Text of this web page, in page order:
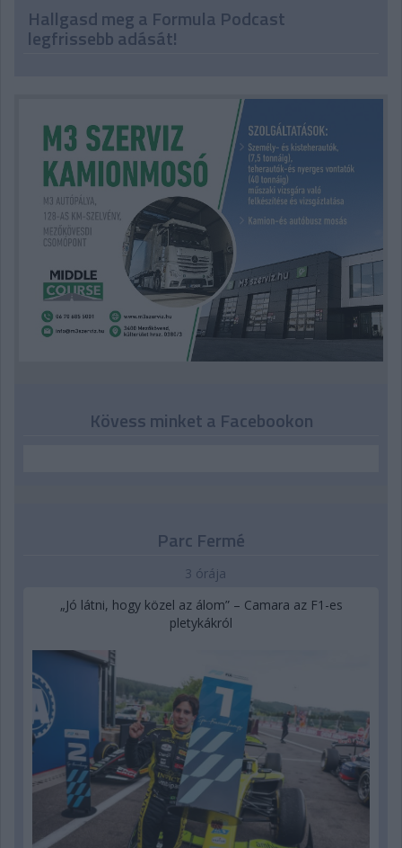
Hallgasd meg a Formula Podcast
legfrissebb adását!
Kövess minket a Facebookon
Parc Fermé
3 órája
„Jó látni, hogy közel az álom” – Camara az F1-es
pletykákról